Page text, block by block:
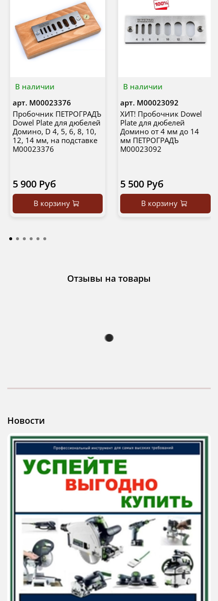
В наличии
арт. М00023376
Пробочник ПЕТРОГРАДЪ
Dowel Plate для дюбелей
Домино, D 4, 5, 6, 8, 10,
12, 14 мм, на подставке
М00023376
5 900 Руб
В корзину
В наличии
арт. М00023092
ХИТ! Пробочник Dowel
Plate для дюбелей
Домино от 4 мм до 14
мм ПЕТРОГРАДЪ
М00023092
5 500 Руб
В корзину
Отзывы на товары
Новости